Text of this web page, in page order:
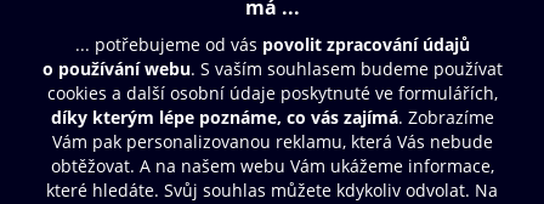
Další zábava
© O2 Czech Republic a.s.